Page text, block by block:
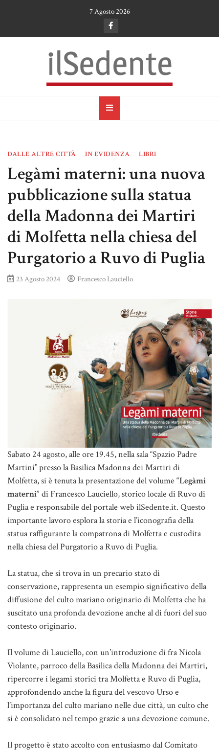
7 Agosto 2026
il Sedente
DALLE ALTRE CITTÀ IN EVIDENZA LIBRI
Legàmi materni: una nuova
pubblicazione sulla statua
della Madonna dei Martiri
di Molfetta nella chiesa del
Purgatorio a Ruvo di Puglia
23 Agosto 2024 Francesco Lauciello
Sabato 24 agosto, alle ore 19.45, nella sala “Spazio Padre
Martini” presso la Basilica Madonna dei Martiri di
Molfetta, si è tenuta la presentazione del volume “Legàmi
materni” di Francesco Lauciello, storico locale di Ruvo di
Puglia e responsabile del portale web ilSedente.it. Questo
importante lavoro esplora la storia e l’iconografia della
statua raffigurante la compatrona di Molfetta e custodita
nella chiesa del Purgatorio a Ruvo di Puglia.
La statua, che si trova in un precario stato di
conservazione, rappresenta un esempio significativo della
diffusione del culto mariano originario di Molfetta che ha
suscitato una profonda devozione anche al di fuori del suo
contesto originario.
Il volume di Lauciello, con un’introduzione di fra Nicola
Violante, parroco della Basilica della Madonna dei Martiri,
ripercorre i legami storici tra Molfetta e Ruvo di Puglia,
approfondendo anche la figura del vescovo Urso e
l’importanza del culto mariano nelle due città, un culto che
si è consolidato nel tempo grazie a una devozione comune.
Il progetto è stato accolto con entusiasmo dal Comitato